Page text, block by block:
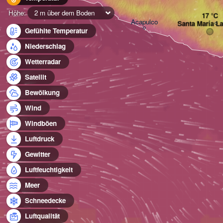
Höhe:
2 m über dem Boden
Gefühlte Temperatur
Niederschlag
Wetterradar
Satellit
Bewölkung
Wind
Windböen
Luftdruck
Gewitter
Luftfeuchtigkeit
Meer
Schneedecke
Luftqualität
Acapulco Santa María